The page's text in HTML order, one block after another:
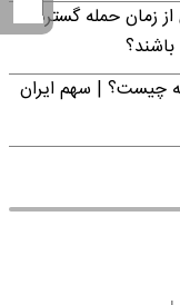
زمان حمله گسترده
چیست؟ | سهم ایران